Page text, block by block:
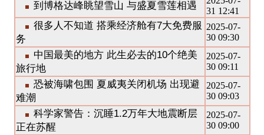
到博格达峰眺望雪山 与盛夏雪莲相遇
31 12:41
很多人不知道 搭乘经济舱有7大免费服
务
2025-07-
30 09:30
中国最美的地方 此生必去的10个绝美
旅行地
2025-07-
30 09:11
恐被海啸包围 夏威夷关闭机场 出现避
难潮
2025-07-
30 09:03
科学家警告：沉睡1.2万年大地震断层
正在苏醒
2025-07-
30 09:00